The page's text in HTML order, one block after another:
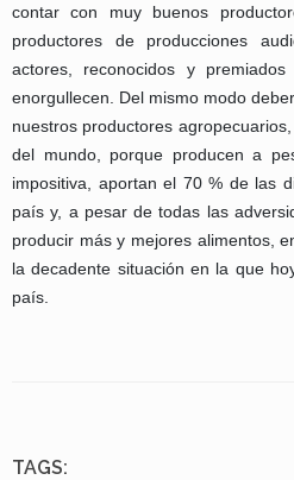
contar con muy buenos
productores de producciones
actores, reconocidos y
enorgullecen. Del mismo modo
nuestros productores
del mundo, porque producen a
impositiva, aportan el 70 % de las
país y, a pesar de todas las
producir más y mejores alimentos,
la decadente situación en la que
país.
TAGS: